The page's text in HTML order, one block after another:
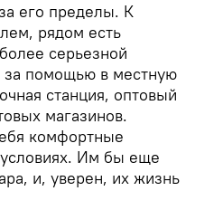
его пределы. К
рядом есть
серьезной
за помощью в местную
станция, оптовый
магазинов.
комфортные
Им бы еще
и, уверен, их жизнь